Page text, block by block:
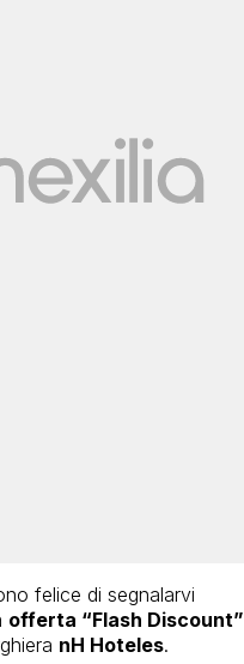
felice di segnalarvi
offerta “Flash Discount”
nH Hoteles.